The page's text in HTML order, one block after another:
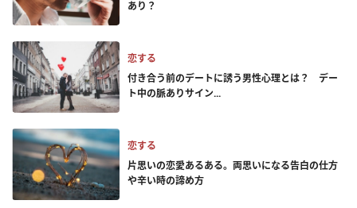
あり？
恋する
付き合う前のデートに誘う男性心理とは？ デー
ト中の脈ありサイン...
恋する
片思いの恋愛あるある。両思いになる告白の仕方
や辛い時の諦め方